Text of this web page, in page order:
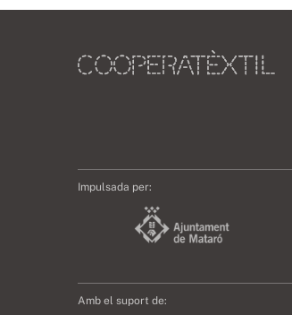
Impulsada per:
Amb el suport de: